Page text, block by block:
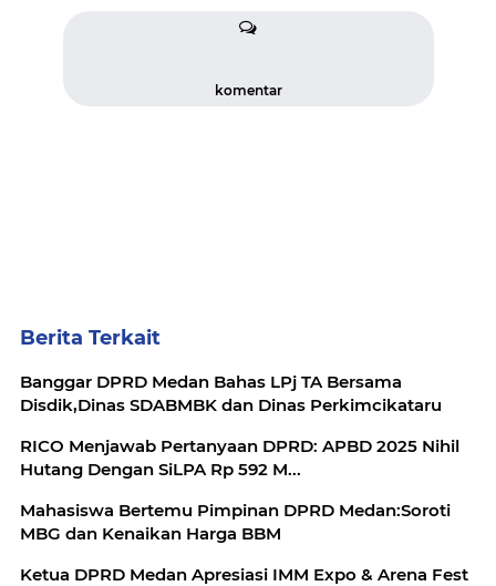
komentar
Berita Terkait
Banggar DPRD Medan Bahas LPj TA Bersama
Disdik,Dinas SDABMBK dan Dinas Perkimcikataru
RICO Menjawab Pertanyaan DPRD: APBD 2025 Nihil
Hutang Dengan SiLPA Rp 592 M...
Mahasiswa Bertemu Pimpinan DPRD Medan:Soroti
MBG dan Kenaikan Harga BBM
Ketua DPRD Medan Apresiasi IMM Expo & Arena Fest